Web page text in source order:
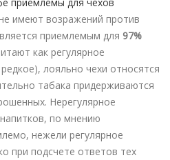
имеют возражений против
приемлемым для 97%
как регулярное
лояльно чехи относятся
табака придерживаются
Нерегулярное
по мнению
нежели регулярное
при подсчете ответов тех